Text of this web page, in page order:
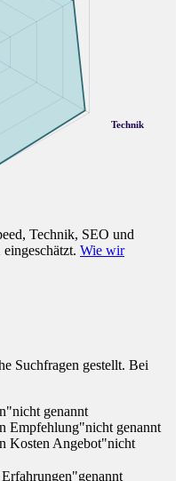
Technik
Technik, SEO und
Wie wir
Suchfragen gestellt. Bei
nicht genannt
Empfehlung"nicht genannt
Kosten Angebot"nicht
genannt